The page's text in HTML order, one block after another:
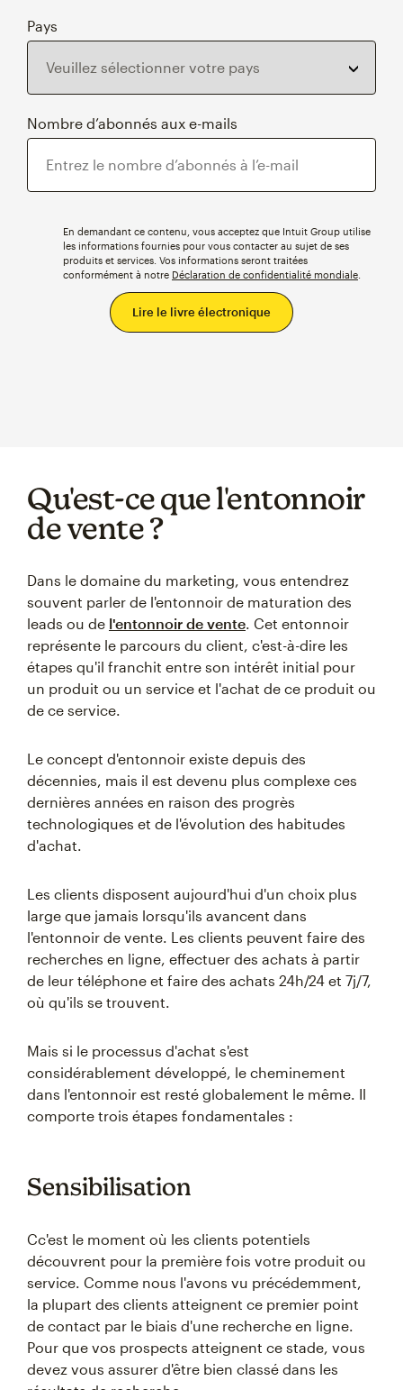
Pays
Nombre d’abonnés aux e-mails
En demandant ce contenu, vous acceptez que Intuit Group utilise
les informations fournies pour vous contacter au sujet de ses
produits et services. Vos informations seront traitées
conformément à notre Déclaration de confidentialité mondiale
Qu'est-ce que l'entonnoir
de vente ?
Dans le domaine du marketing, vous entendrez
souvent parler de l'entonnoir de maturation des
leads ou de l'entonnoir de vente . Cet entonnoir
représente le parcours du client, c'est-à-dire les
étapes qu'il franchit entre son intérêt initial pour
un produit ou un service et l'achat de ce produit ou
de ce service.
Le concept d'entonnoir existe depuis des
décennies, mais il est devenu plus complexe ces
dernières années en raison des progrès
technologiques et de l'évolution des habitudes
d'achat.
Les clients disposent aujourd'hui d'un choix plus
large que jamais lorsqu'ils avancent dans
l'entonnoir de vente. Les clients peuvent faire des
recherches en ligne, effectuer des achats à partir
de leur téléphone et faire des achats 24h/24 et 7j/7,
où qu'ils se trouvent.
Mais si le processus d'achat s'est
considérablement développé, le cheminement
dans l'entonnoir est resté globalement le même. Il
comporte trois étapes fondamentales :
Sensibilisation
Cc'est le moment où les clients potentiels
découvrent pour la première fois votre produit ou
service. Comme nous l'avons vu précédemment,
la plupart des clients atteignent ce premier point
de contact par le biais d'une recherche en ligne.
Pour que vos prospects atteignent ce stade, vous
devez vous assurer d'être bien classé dans les